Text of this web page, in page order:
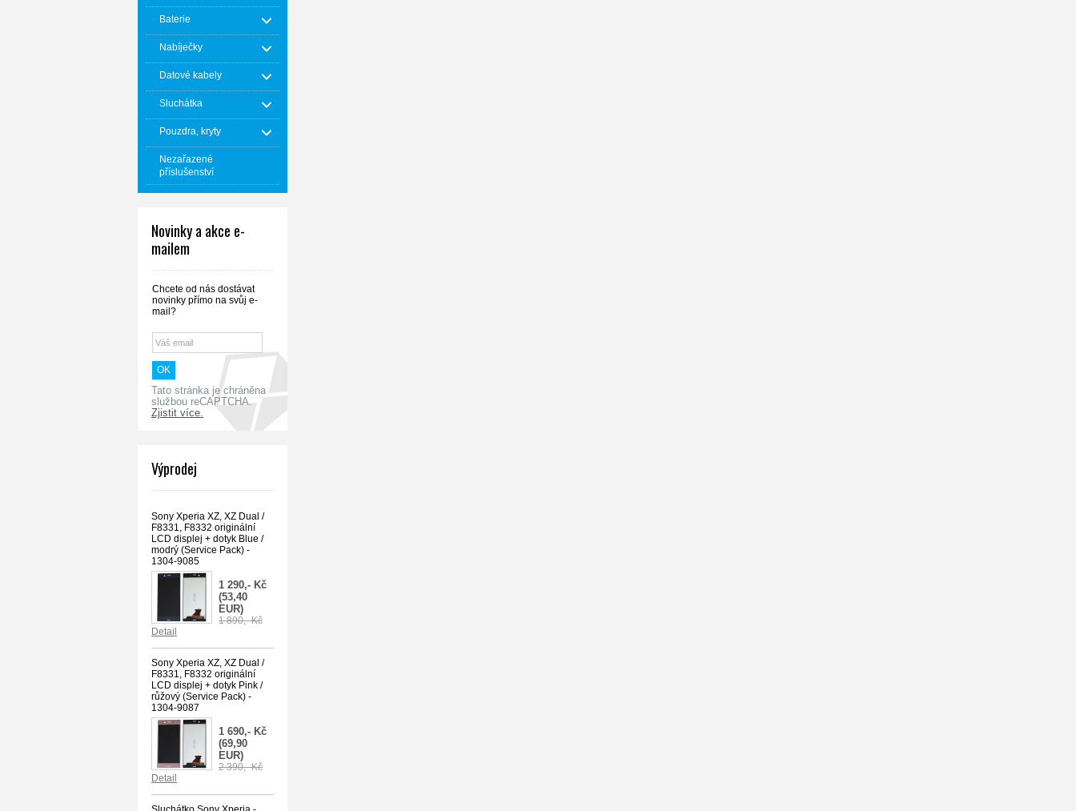
Baterie
Nabíječky
Datové kabely
Sluchátka
Pouzdra, kryty
Nezařazené
příslušenství
Novinky a akce e-
mailem
Chcete od nás dostávat
novinky přímo na svůj e-
mail?
Tato stránka je chráněna
službou reCAPTCHA.
Zjistit více.
Výprodej
Sony Xperia XZ, XZ Dual /
F8331, F8332 originální
LCD displej + dotyk Blue /
modrý (Service Pack) -
1304-9085
1 290,- Kč
(53,40
EUR)
1 890,- Kč
Detail
Sony Xperia XZ, XZ Dual /
F8331, F8332 originální
LCD displej + dotyk Pink /
růžový (Service Pack) -
1304-9087
1 690,- Kč
(69,90
EUR)
2 390,- Kč
Detail